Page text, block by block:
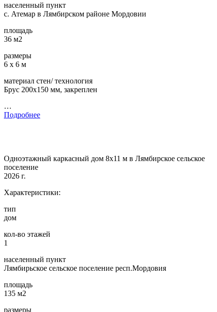
населенный пункт
с. Атемар в Лямбирском районе Мордовии
площадь
36 м2
размеры
6 х 6 м
материал стен/ технология
Брус 200х150 мм, закреплен
…
Подробнее
Одноэтажный каркасный дом 8х11 м в Лямбирское сельское
поселение
2026 г.
Характеристики:
тип
дом
кол-во этажей
1
населенный пункт
Лямбирьское сельское поселение респ.Мордовия
площадь
135 м2
размеры